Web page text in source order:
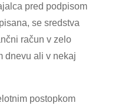
pred podpisom
se sredstva
račun v zelo
dnevu ali v nekaj
postopkom